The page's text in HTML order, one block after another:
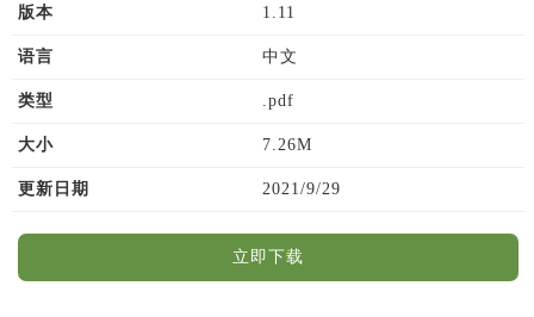
版本 1.11
语言 中文
类型 .pdf
大小 7.26M
更新日期 2021/9/29
立即下载